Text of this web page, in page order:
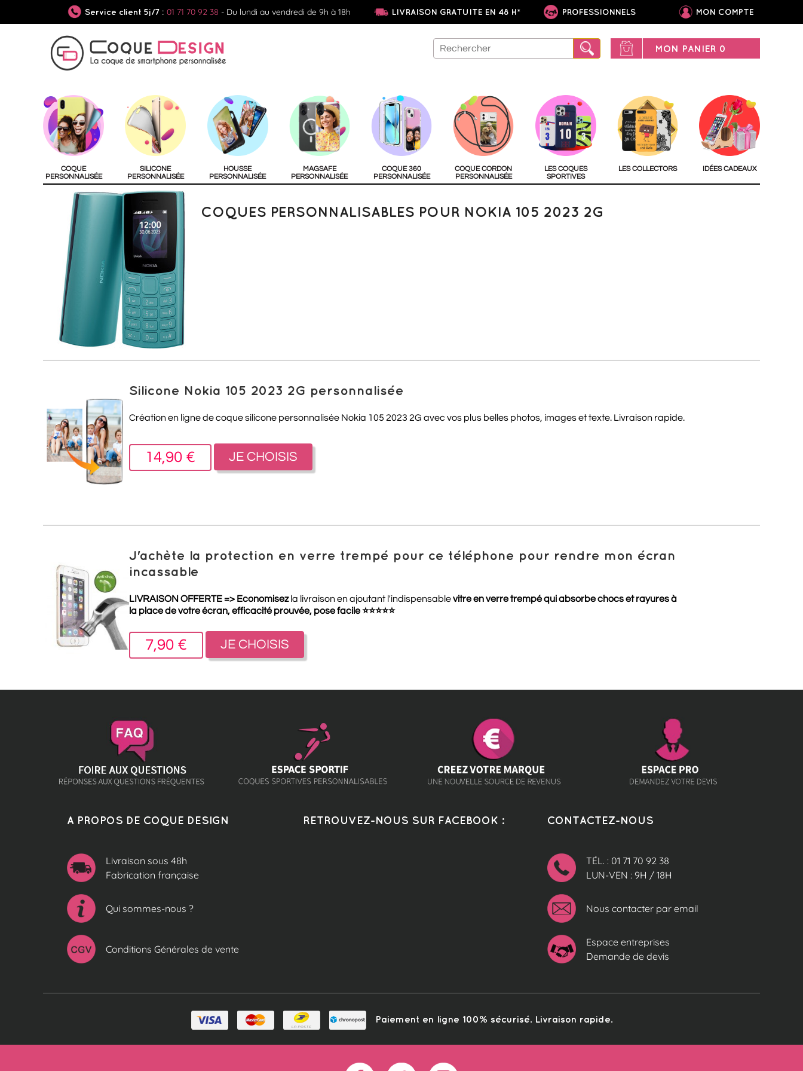
Service client 5j/7 : 01 71 70 92 38 - Du lundi au vendredi de 9h à 18h LIVRAISON GRATUITE EN 48 H* PROFESSIONNELS MON COMPTE
MON PANIER 0
COQUE
PERSONNALISÉE
SILICONE
PERSONNALISÉE
HOUSSE
PERSONNALISÉE
MAGSAFE
PERSONNALISÉE
COQUE 360
PERSONNALISÉE
COQUE CORDON
PERSONNALISÉE
LES COQUES
SPORTIVES
LES COLLECTORS IDÉES CADEAUX
COQUES PERSONNALISABLES POUR NOKIA 105 2023 2G
Silicone Nokia 105 2023 2G personnalisée
Création en ligne de coque silicone personnalisée Nokia 105 2023 2G avec vos plus belles photos, images et texte. Livraison rapide.
14,90 € JE CHOISIS
J'achète la protection en verre trempé pour ce téléphone pour rendre mon écran
incassable
LIVRAISON OFFERTE => Economisezla livraison en ajoutant l'indispensablevitre en verre trempé qui absorbe chocs et rayures à
la place de votre écran, efficacité prouvée, pose facile⭐⭐⭐⭐⭐
7,90 € JE CHOISIS
A PROPOS DE COQUE DESIGN
Livraison sous 48h
Fabrication française
Qui sommes-nous ?
Conditions Générales de vente
RETROUVEZ-NOUS SUR FACEBOOK : CONTACTEZ-NOUS
TÉL. : 01 71 70 92 38
LUN-VEN : 9H / 18H
Nous contacter par email
Espace entreprises
Demande de devis
Paiement en ligne 100% sécurisé. Livraison rapide.